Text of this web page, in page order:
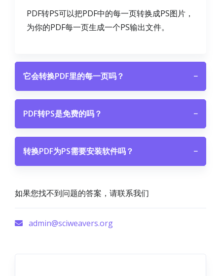
PDF转PS可以把PDF中的每一页转换成PS图片，
为你的PDF每一页生成一个PS输出文件。
它会转换PDF里的每一页吗？ −
PDF转PS是免费的吗？ −
转换PDF为PS需要安装软件吗？ −
如果您找不到问题的答案，请联系我们
admin@sciweavers.org